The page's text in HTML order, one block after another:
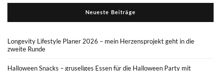
Neueste Beiträge
Longevity Lifestyle Planer 2026 – mein Herzensprojekt geht in die
zweite Runde
Halloween Snacks – gruseliges Essen für die Halloween Party mit